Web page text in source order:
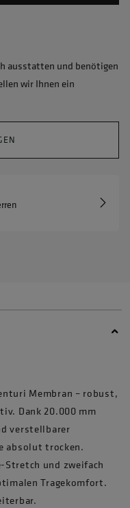
ausstatten und benötigen
wir Ihnen ein
Membran – robust,
Dank 20.000 mm
verstellbarer
absolut trocken.
und zweifach
Tragekomfort.